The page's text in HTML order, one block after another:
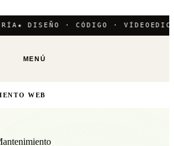
· CÓDIGO · VÍDEOEDICIÓN
MENÚ
WEB